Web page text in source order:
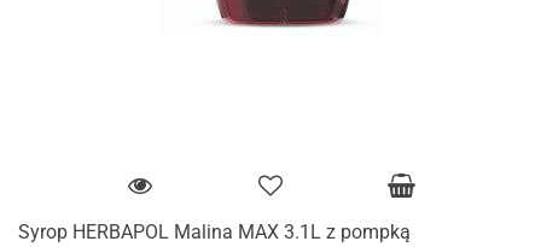
Syrop HERBAPOL Malina MAX 3.1L z pompką